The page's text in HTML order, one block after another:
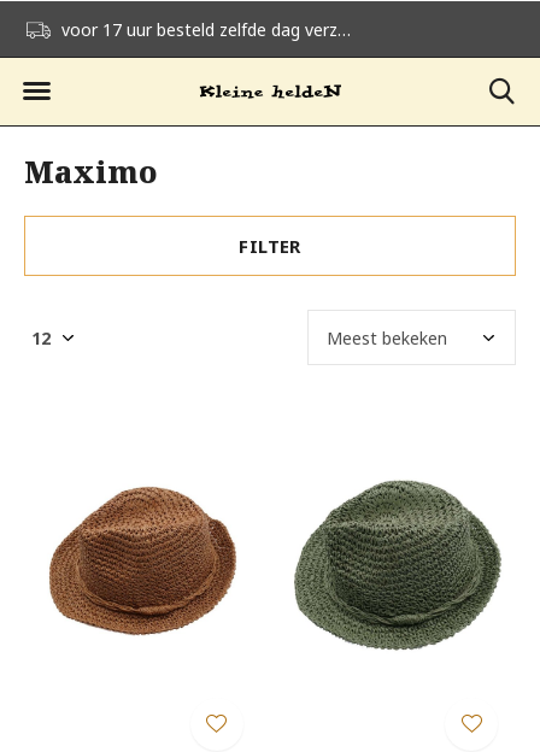
voor 17 uur besteld zelfde dag verzonden
Maximo
FILTER